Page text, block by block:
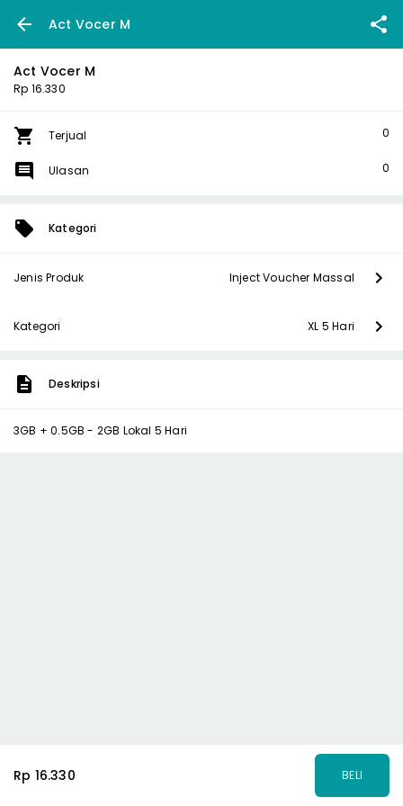
Act Vocer M
Act Vocer M
Rp 16.330
Terjual 0
Ulasan 0
Kategori
Jenis Produk Inject Voucher Massal
Kategori XL 5 Hari
Deskripsi
3GB + 0.5GB - 2GB Lokal 5 Hari
Rp 16.330 BELI